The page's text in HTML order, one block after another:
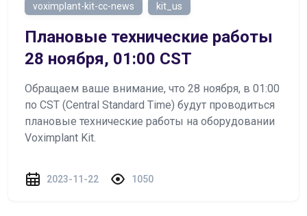
voximplant-kit-cc-news kit_us
Плановые технические работы
28 ноября, 01:00 CST
Обращаем ваше внимание, что 28 ноября, в 01:00
по CST (Central Standard Time) будут проводиться
плановые технические работы на оборудовании
Voximplant Kit.
2023-11-22 1050